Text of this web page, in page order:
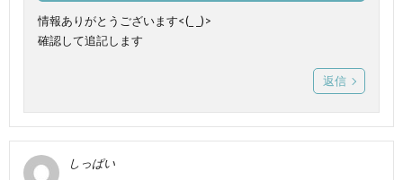
情報ありがとうございます<(_ _)>
確認して追記します
返信
しっぱい